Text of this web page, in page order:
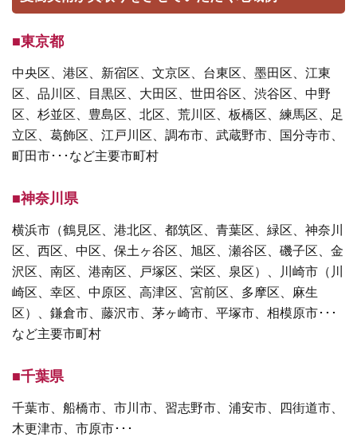
■東京都
中央区、港区、新宿区、文京区、台東区、墨田区、江東
区、品川区、目黒区、大田区、世田谷区、渋谷区、中野
区、杉並区、豊島区、北区、荒川区、板橋区、練馬区、足
立区、葛飾区、江戸川区、調布市、武蔵野市、国分寺市、
町田市･･･など主要市町村
■神奈川県
横浜市（鶴見区、港北区、都筑区、青葉区、緑区、神奈川
区、西区、中区、保土ヶ谷区、旭区、瀬谷区、磯子区、金
沢区、南区、港南区、戸塚区、栄区、泉区）、川崎市（川
崎区、幸区、中原区、高津区、宮前区、多摩区、麻生
区）、鎌倉市、藤沢市、茅ヶ崎市、平塚市、相模原市･･･
など主要市町村
■千葉県
千葉市、船橋市、市川市、習志野市、浦安市、四街道市、
木更津市、市原市･･･